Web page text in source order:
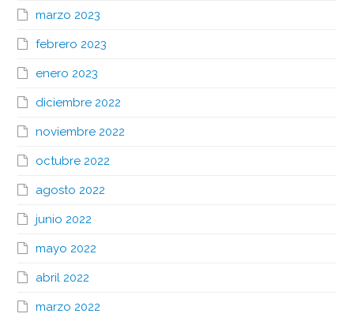
marzo 2023
febrero 2023
enero 2023
diciembre 2022
noviembre 2022
octubre 2022
agosto 2022
junio 2022
mayo 2022
abril 2022
marzo 2022